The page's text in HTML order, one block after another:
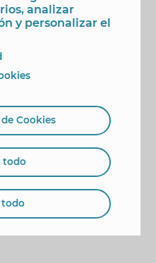
analizar
y personalizar el
Cookies
todo
todo